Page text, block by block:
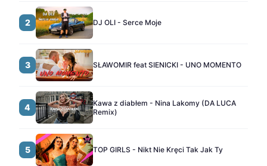
2 DJ OLI - Serce Moje
3 SŁAWOMIR feat SIENICKI - UNO MOMENTO
4
Kawa z diabłem - Nina Lakomy (DA LUCA
Remix)
5 TOP GIRLS - Nikt Nie Kręci Tak Jak Ty